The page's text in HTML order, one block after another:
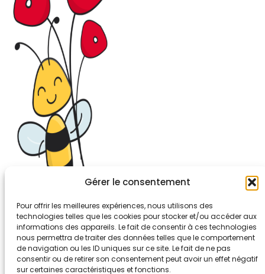
Gérer le consentement
Pour offrir les meilleures expériences, nous utilisons des
technologies telles que les cookies pour stocker et/ou accéder aux
informations des appareils. Le fait de consentir à ces technologies
nous permettra de traiter des données telles que le comportement
de navigation ou les ID uniques sur ce site. Le fait de ne pas
consentir ou de retirer son consentement peut avoir un effet négatif
sur certaines caractéristiques et fonctions.
26-30, rue de Bellevue
92700 COLOMBES
Tél. 01.56.83.88.30